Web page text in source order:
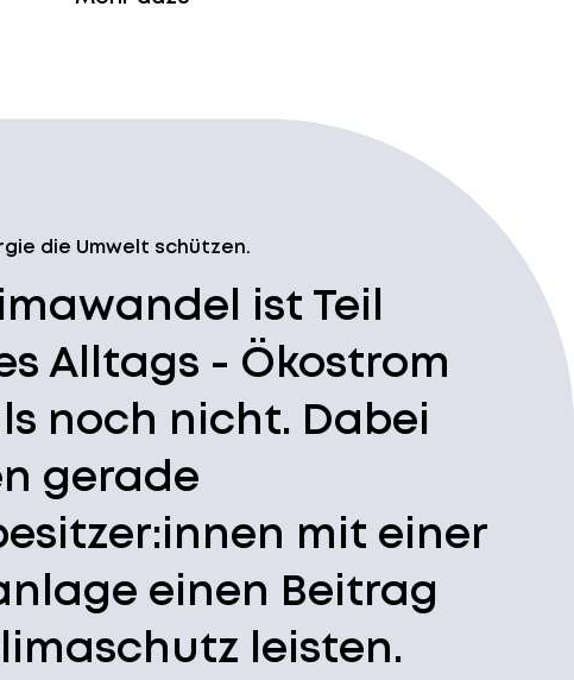
die Umwelt schützen.
ist Teil
Alltags - Ökostrom
noch nicht. Dabei
gerade
mit einer
einen Beitrag
leisten.